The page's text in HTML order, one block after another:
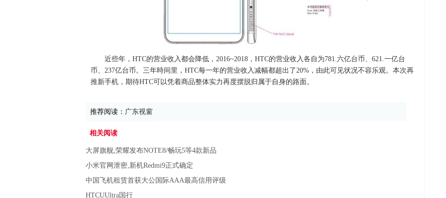
近些年，HTC的营业收入都会降低，2016~2018，HTC的营业收入各自为781.六亿台币、621.一亿台
币、237亿台币。三年時间里，HTC每一年的营业收入减幅都超出了20%，由此可见状况不容乐观。本次再
推新手机，期待HTC可以凭着商品整体实力再度摆脱归属于自身的路面。
推荐阅读： 广东视窗
相关阅读
大屏旗舰,荣耀发布NOTE8/畅玩5等4款新品
小米官网泄密,新机Redmi9正式确定
中国飞机租赁首获大公国际AAA最高信用评级
HTCUUltra国行